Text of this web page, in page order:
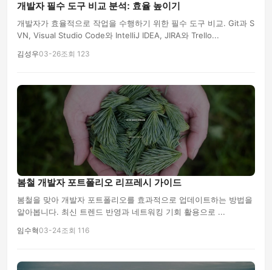
개발자 필수 도구 비교 분석: 효율 높이기
개발자가 효율적으로 작업을 수행하기 위한 필수 도구 비교. Git과 S
VN, Visual Studio Code와 IntelliJ IDEA, JIRA와 Trello...
김성우03-26조회 123
봄철 개발자 포트폴리오 리프레시 가이드
봄철을 맞아 개발자 포트폴리오를 효과적으로 업데이트하는 방법을
알아봅니다. 최신 트렌드 반영과 네트워킹 기회 활용으로 ...
임수혁03-24조회 116